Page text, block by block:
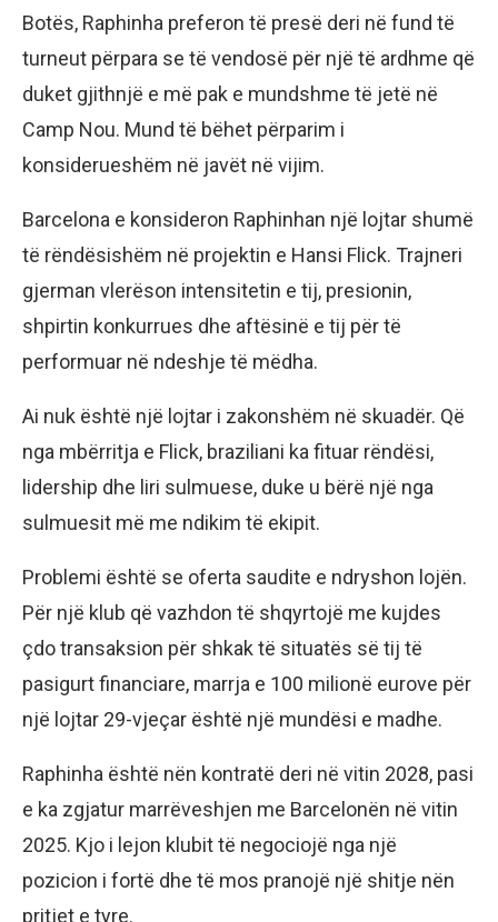
Botës, Raphinha preferon të presë deri në fund të
turneut përpara se të vendosë për një të ardhme që
duket gjithnjë e më pak e mundshme të jetë në
Camp Nou. Mund të bëhet përparim i
konsiderueshëm në javët në vijim.
Barcelona e konsideron Raphinhan një lojtar shumë
të rëndësishëm në projektin e Hansi Flick. Trajneri
gjerman vlerëson intensitetin e tij, presionin,
shpirtin konkurrues dhe aftësinë e tij për të
performuar në ndeshje të mëdha.
Ai nuk është një lojtar i zakonshëm në skuadër. Që
nga mbërritja e Flick, braziliani ka fituar rëndësi,
lidership dhe liri sulmuese, duke u bërë një nga
sulmuesit më me ndikim të ekipit.
Problemi është se oferta saudite e ndryshon lojën.
Për një klub që vazhdon të shqyrtojë me kujdes
çdo transaksion për shkak të situatës së tij të
pasigurt financiare, marrja e 100 milionë eurove për
një lojtar 29-vjeçar është një mundësi e madhe.
Raphinha është nën kontratë deri në vitin 2028, pasi
e ka zgjatur marrëveshjen me Barcelonën në vitin
2025. Kjo i lejon klubit të negociojë nga një
pozicion i fortë dhe të mos pranojë një shitje nën
pritjet e tyre.